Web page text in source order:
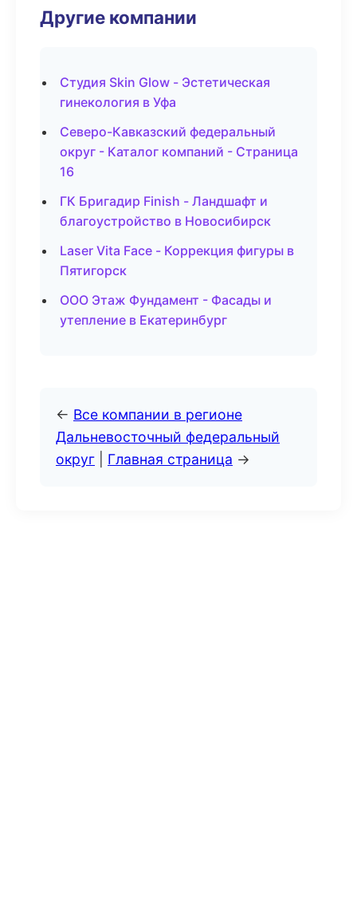
Другие компании
Студия Skin Glow - Эстетическая
гинекология в Уфа
Северо-Кавказский федеральный
округ - Каталог компаний - Страница
16
ГК Бригадир Finish - Ландшафт и
благоустройство в Новосибирск
Laser Vita Face - Коррекция фигуры в
Пятигорск
ООО Этаж Фундамент - Фасады и
утепление в Екатеринбург
← Все компании в регионе
Дальневосточный федеральный
округ
Главная страница →